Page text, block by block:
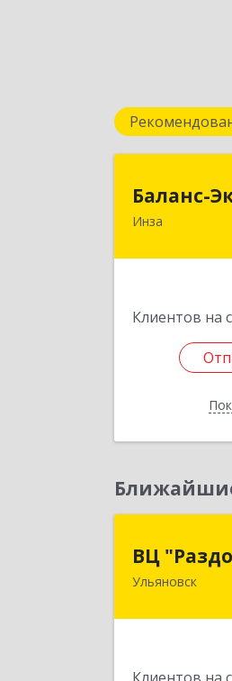
Баланс-
Инза
Клиентов на
433030,
ВЦ
Ульяновск
432001,